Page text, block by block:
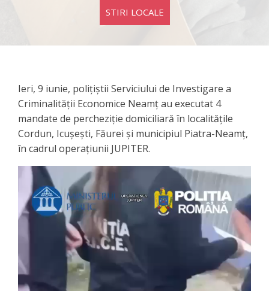
STIRI LOCALE
Ieri, 9 iunie, polițiștii Serviciului de Investigare a
Criminalității Economice Neamț au executat 4
mandate de percheziție domiciliară în localitățile
Cordun, Icușești, Făurei și municipiul Piatra-Neamț,
în cadrul operațiunii JUPITER.
Player
video